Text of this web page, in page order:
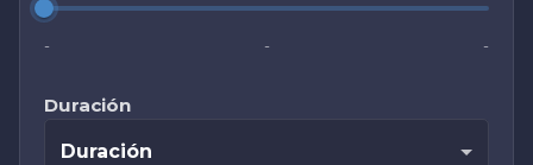
- - -
Duración
Duración